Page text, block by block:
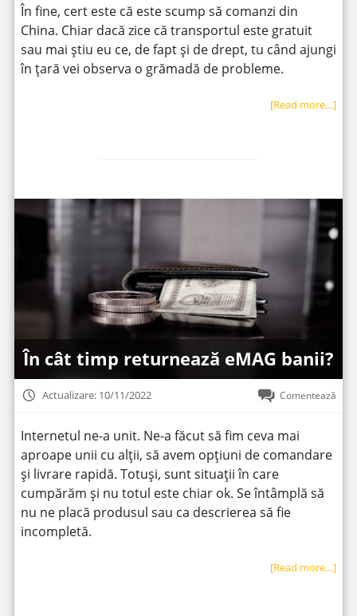
În fine, cert este că este scump să comanzi din
China. Chiar dacă zice că transportul este gratuit
sau mai știu eu ce, de fapt și de drept, tu când ajungi
în țară vei observa o grămadă de probleme.
[Read more…]
În cât timp returnează eMAG banii?
Actualizare: 10/11/2022 Comentează
Internetul ne-a unit. Ne-a făcut să fim ceva mai
aproape unii cu alții, să avem opțiuni de comandare
și livrare rapidă. Totuși, sunt situații în care
cumpărăm și nu totul este chiar ok. Se întâmplă să
nu ne placă produsul sau ca descrierea să fie
incompletă.
[Read more…]